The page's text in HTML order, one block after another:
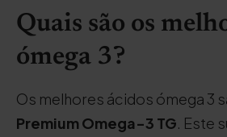
Quais são os
ómega 3?
Os melhores ácidos ómega 3
Premium Omega-3 TG. Este